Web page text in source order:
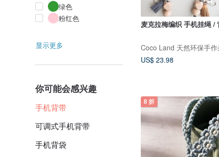
绿色
粉红色
显示更多
你可能会感兴趣
手机背带
可调式手机背带
手机背袋
麦克拉梅编织 手机挂绳 /
Coco Land 天然环保手
US$ 23.98
8 折